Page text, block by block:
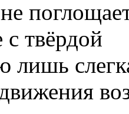
с твёрдой
лишь